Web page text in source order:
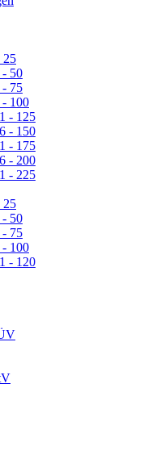
25
- 50
- 75
- 100
- 125
- 150
- 175
- 200
- 225
25
- 50
- 75
- 100
- 120